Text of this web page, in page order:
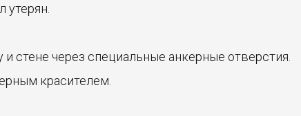
стене через специальные анкерные отверстия.
красителем.